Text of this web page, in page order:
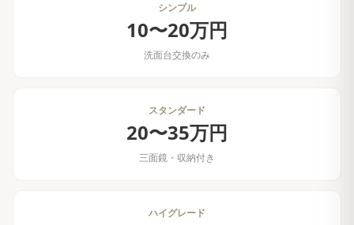
シンプル
10〜20万円
洗面台交換のみ
スタンダード
20〜35万円
三面鏡・収納付き
ハイグレード